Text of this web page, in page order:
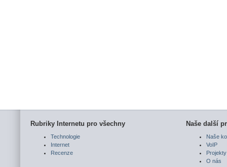
Rubriky Internetu pro všechny
Technologie
Internet
Recenze
Naše další
Naše
VoIP
Projekty
O nás